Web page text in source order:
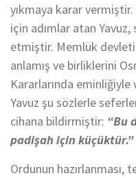
yıkmaya karar
için adımlar atan Yavuz,
etmiştir. Memlük
anlamış ve birliklerini
Kararlarında
Yavuz şu sözlerle
cihana bildirmiştir: “Bu
padişah için küçüktür.”
Ordunun hazırlanması,